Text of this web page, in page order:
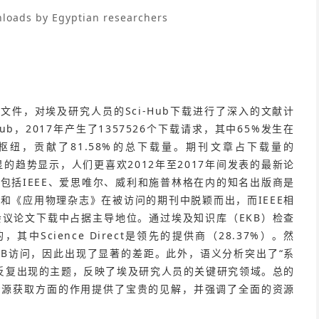
by Egyptian researchers
件，对埃及研究人员的Sci-Hub下载进行了深入的文献计
，2017年产生了1357526个下载请求，其中65%发生在
纽，贡献了81.58%的总下载量。期刊文章占下载量的
趋势显示，人们更喜欢2012年至2017年间发表的最新论
括IEEE、爱思唯尔、威利和施普林格在内的知名出版商是
《应用物理杂志》在被访问的期刊中脱颖而出，而IEEE相
论文下载中占据主导地位。通过埃及知识库（EKB）检查
，其中Science Direct是领先的提供商（28.37%）。然
问，因此出现了显著的差距。此外，语义分析突出了“系
复出现的主题，反映了埃及研究人员的关键研究领域。总的
获取方面的作用提供了宝贵的见解，并强调了全面的资源